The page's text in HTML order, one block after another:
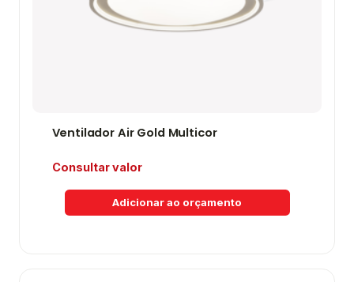
Ventilador Air Gold Multicor
Consultar valor
Adicionar ao orçamento